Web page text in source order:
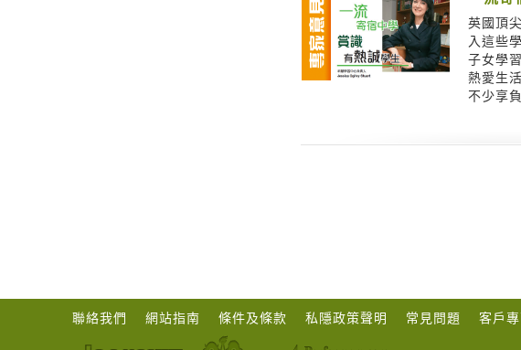
英國頂
入這些
子女學
熱愛生
不少享
聯絡我們 網站指南 條件及條款 私隱政策聲明 常見問題 客戶